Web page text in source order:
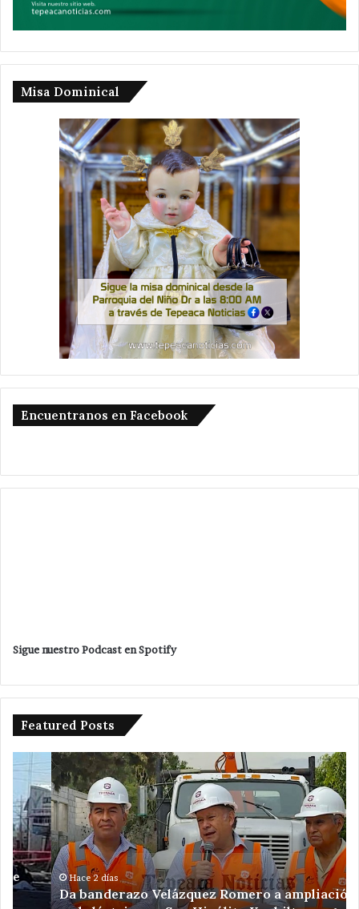
Misa Dominical
Encuentranos en Facebook
Sigue nuestro Podcast en Spotify
Featured Posts
banderazo
Velázquez
Romero
a
ampliación
de
red
eléctrica
Hace 2 días
Da banderazo Velázquez Romero a ampliación de
a
en
en